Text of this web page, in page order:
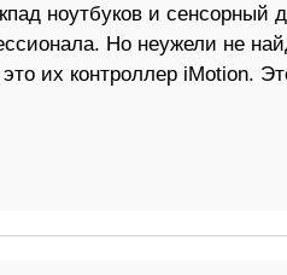
ноутбуков и сенсорный
Но неужели не
их контроллер iMotion.